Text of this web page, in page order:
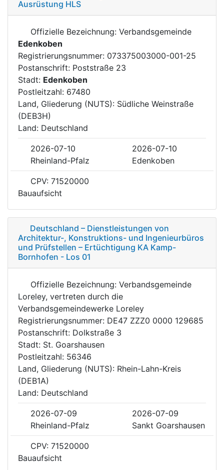
Ausrüstung HLS
Offizielle Bezeichnung: Verbandsgemeinde
Edenkoben
Registrierungsnummer: 073375003000-001-25
Postanschrift: Poststraße 23
Stadt: Edenkoben
Postleitzahl: 67480
Land, Gliederung (NUTS): Südliche Weinstraße
(DEB3H)
Land: Deutschland
2026-07-10
2026-07-10
Rheinland-Pfalz
Edenkoben
CPV: 71520000
Bauaufsicht
Deutschland – Dienstleistungen von
Architektur-, Konstruktions- und Ingenieurbüros
und Prüfstellen – Ertüchtigung KA Kamp-
Bornhofen - Los 01
Offizielle Bezeichnung: Verbandsgemeinde
Loreley, vertreten durch die
Verbandsgemeindewerke Loreley
Registrierungsnummer: DE47 ZZZ0 0000 129685
Postanschrift: Dolkstraße 3
Stadt: St. Goarshausen
Postleitzahl: 56346
Land, Gliederung (NUTS): Rhein-Lahn-Kreis
(DEB1A)
Land: Deutschland
2026-07-09
2026-07-09
Rheinland-Pfalz
Sankt Goarshausen
CPV: 71520000
Bauaufsicht